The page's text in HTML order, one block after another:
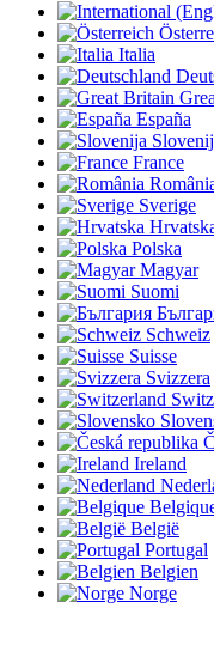
Italia
España
France
Sverige
Polska
Magyar
Suomi
Schweiz
Suisse
Svizzera
Ireland
België
Portugal
Belgien
Norge